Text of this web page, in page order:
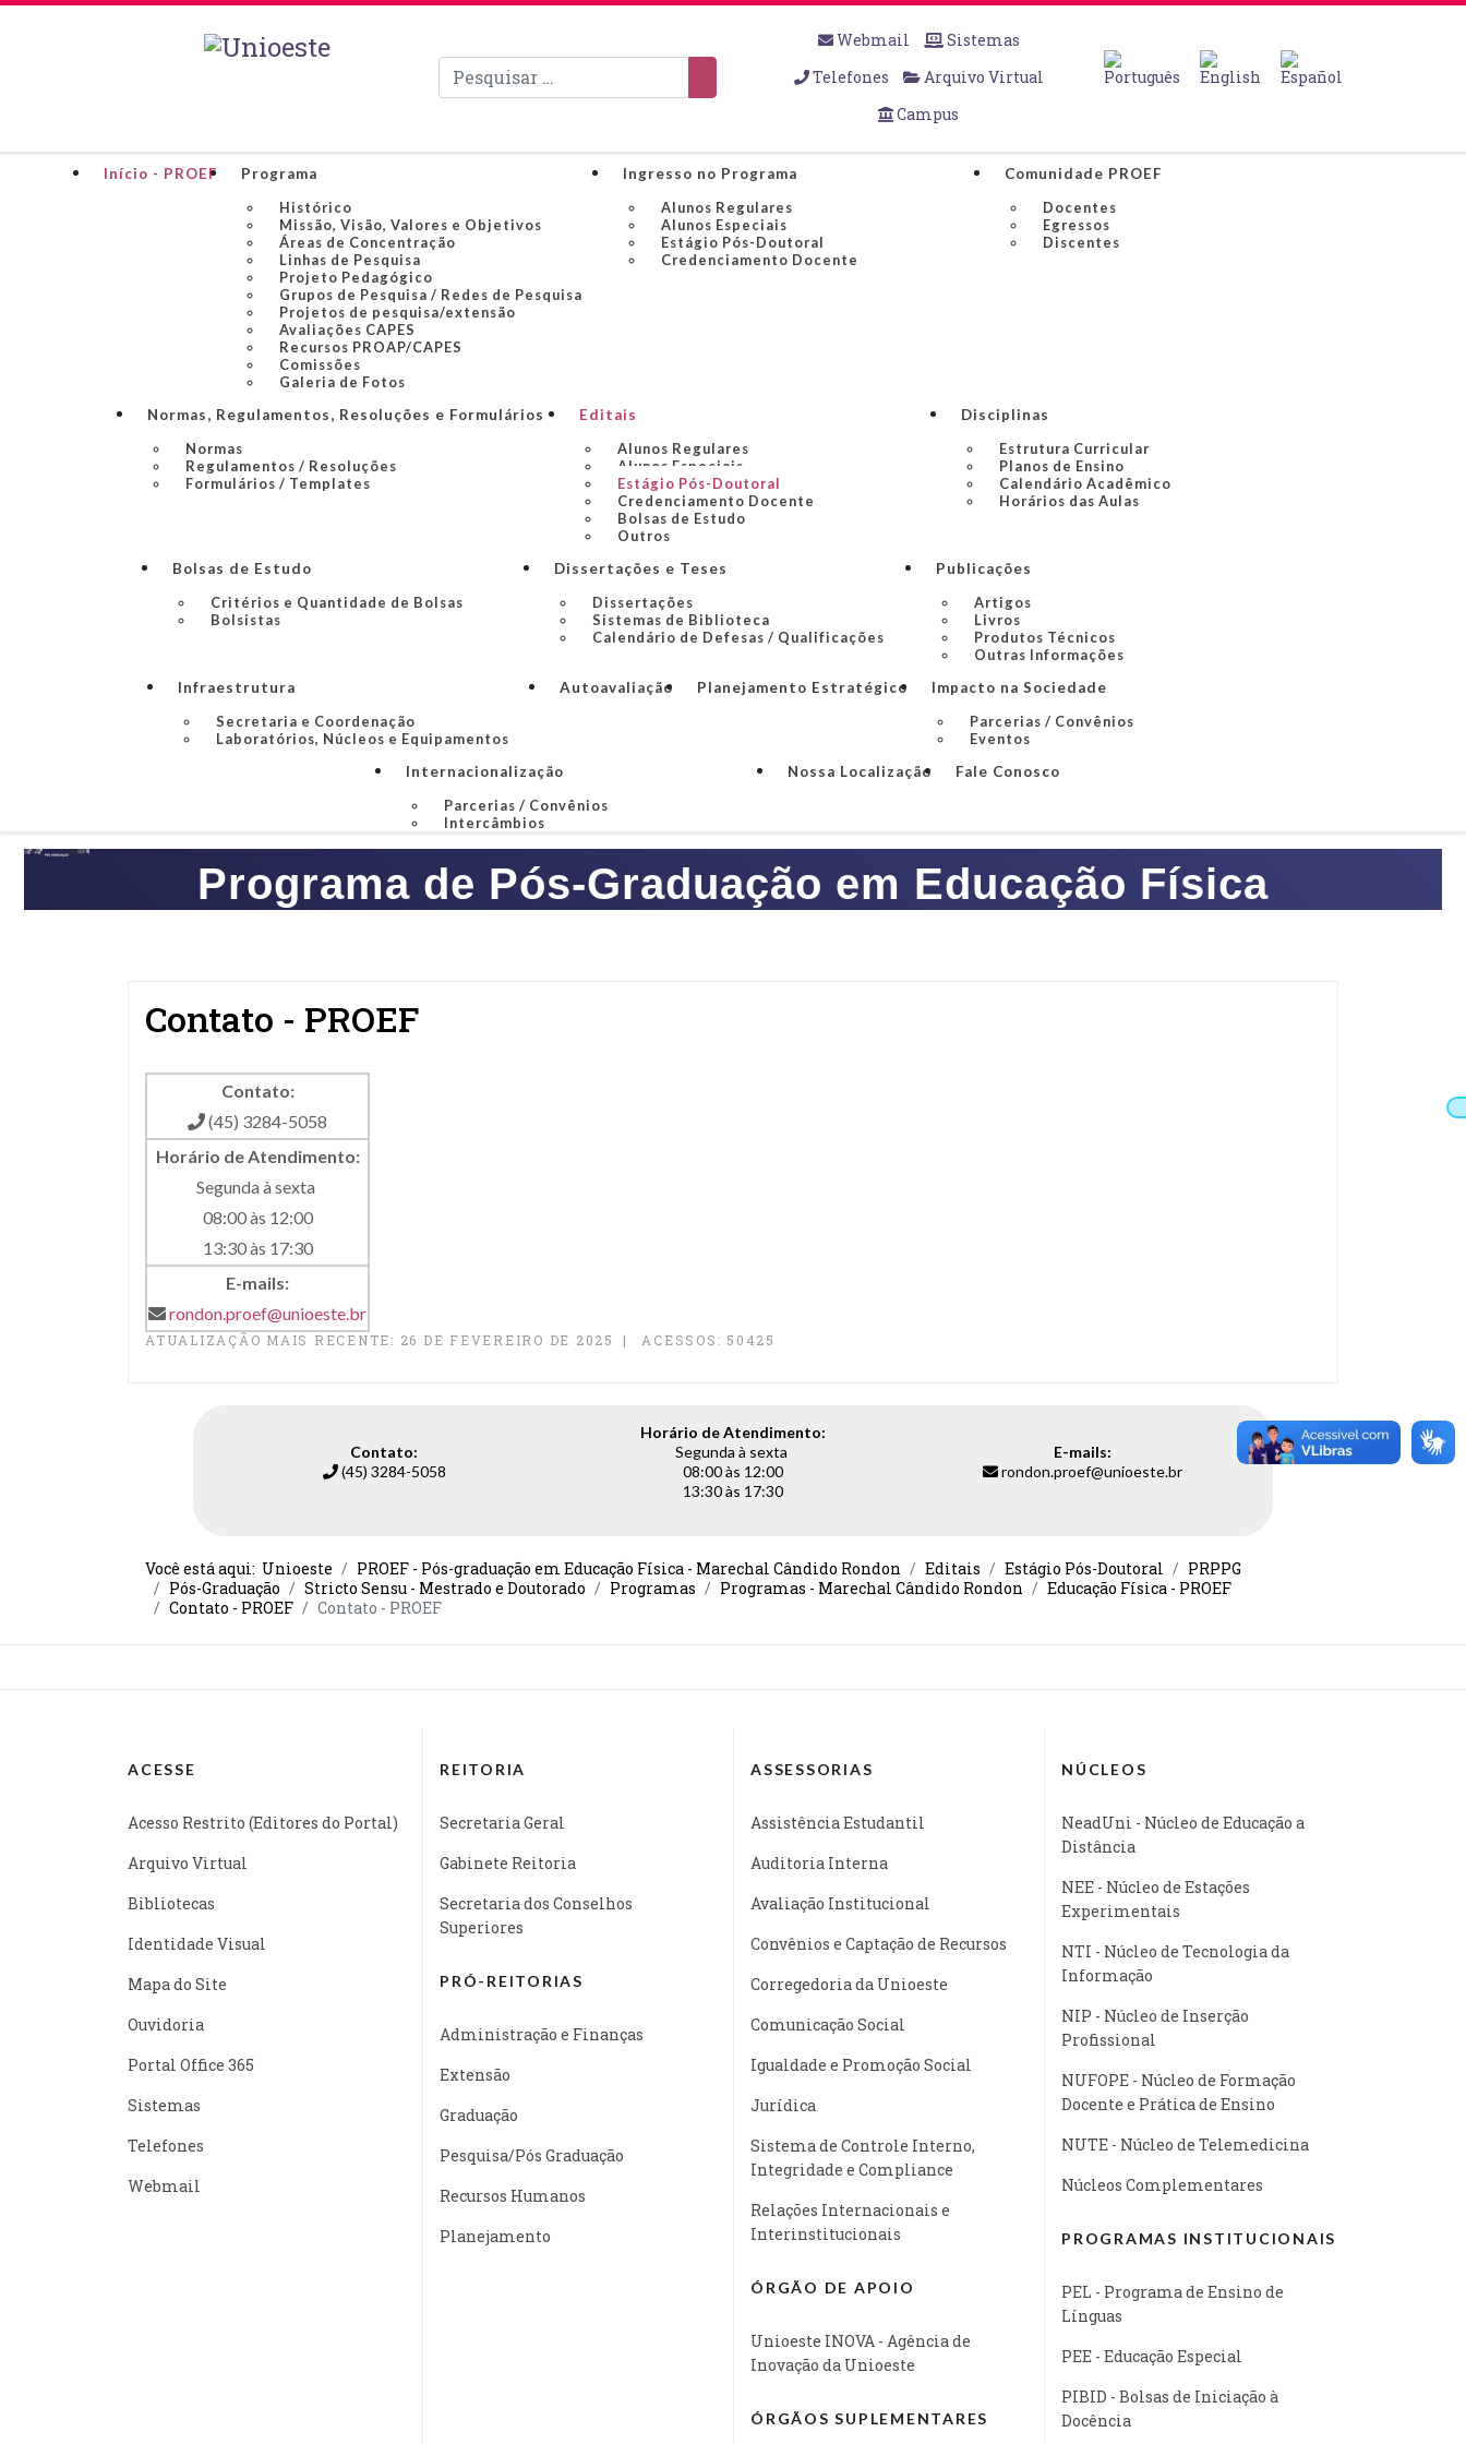
Pesquisar
Webmail
Sistemas
Telefones
Arquivo Virtual
Campus
Início - PROEF
Programa
Histórico
Missão, Visão, Valores e Objetivos
Áreas de Concentração
Linhas de Pesquisa
Projeto Pedagógico
Grupos de Pesquisa / Redes de Pesquisa
Projetos de pesquisa/extensão
Avaliações CAPES
Recursos PROAP/CAPES
Comissões
Galeria de Fotos
Ingresso no Programa
Alunos Regulares
Alunos Especiais
Estágio Pós-Doutoral
Credenciamento Docente
Comunidade PROEF
Docentes
Egressos
Discentes
Normas, Regulamentos, Resoluções e Formulários
Normas
Regulamentos / Resoluções
Formulários / Templates
Editais
Alunos Regulares
Alunos Especiais
Estágio Pós-Doutoral
Credenciamento Docente
Bolsas de Estudo
Outros
Disciplinas
Estrutura Curricular
Planos de Ensino
Calendário Acadêmico
Horários das Aulas
Bolsas de Estudo
Critérios e Quantidade de Bolsas
Bolsistas
Dissertações e Teses
Dissertações
Sistemas de Biblioteca
Calendário de Defesas / Qualificações
Publicações
Artigos
Livros
Produtos Técnicos
Outras Informações
Infraestrutura
Secretaria e Coordenação
Laboratórios, Núcleos e Equipamentos
Autoavaliação Planejamento Estratégico
Impacto na Sociedade
Parcerias / Convênios
Eventos
Internacionalização
Parcerias / Convênios
Intercâmbios
Nossa Localização Fale Conosco
Programa de Pós-Graduação em Educação Física
Contato - PROEF
Contato:
(45) 3284-5058
Horário de Atendimento:
Segunda à sexta
08:00 às 12:00
13:30 às 17:30
E-mails:
rondon.proef@unioeste.br
ATUALIZAÇÃO MAIS RECENTE: 26 DE FEVEREIRO DE 2025 ACESSOS: 50425
Contato:
(45) 3284-5058
Horário de Atendimento:
Segunda à sexta
08:00 às 12:00
13:30 às 17:30
E-mails:
rondon.proef@unioeste.br
Você está aqui: Unioeste PROEF - Pós-graduação em Educação Física - Marechal Cândido Rondon Editais Estágio Pós-Doutoral
PRPPG
Pós-Graduação
Stricto Sensu - Mestrado e Doutorado Programas Programas - Marechal Cândido Rondon
Educação Física - PROEF
Contato - PROEF
Contato - PROEF
ACESSE
Acesso Restrito (Editores do Portal)
Arquivo Virtual
Bibliotecas
Identidade Visual
Mapa do Site
Ouvidoria
Portal Office 365
Sistemas
Telefones
Webmail
REITORIA
Secretaria Geral
Gabinete Reitoria
Secretaria dos Conselhos
Superiores
PRÓ-REITORIAS
Administração e Finanças
Extensão
Graduação
Pesquisa/Pós Graduação
Recursos Humanos
Planejamento
ASSESSORIAS
Assistência Estudantil
Auditoria Interna
Avaliação Institucional
Convênios e Captação de Recursos
Corregedoria da Unioeste
Comunicação Social
Igualdade e Promoção Social
Jurídica
Sistema de Controle Interno,
Integridade e Compliance
Relações Internacionais e
Interinstitucionais
ÓRGÃO DE APOIO
Unioeste INOVA - Agência de
Inovação da Unioeste
ÓRGÃOS SUPLEMENTARES
NÚCLEOS
NeadUni - Núcleo de Educação a
Distância
NEE - Núcleo de Estações
Experimentais
NTI - Núcleo de Tecnologia da
Informação
NIP - Núcleo de Inserção
Profissional
NUFOPE - Núcleo de Formação
Docente e Prática de Ensino
NUTE - Núcleo de Telemedicina
Núcleos Complementares
PROGRAMAS INSTITUCIONAIS
PEL - Programa de Ensino de
Línguas
PEE - Educação Especial
PIBID - Bolsas de Iniciação à
Docência